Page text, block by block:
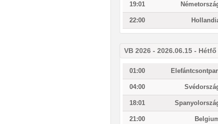
19:01
22:00
VB 2026 - 2026.06.15 - Hétfő
01:00
04:00
18:01
21:00